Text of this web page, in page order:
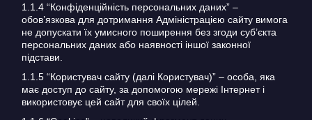
1.1.4 “Конфіденційність персональних даних” –
обов’язкова для дотримання Адміністрацією сайту вимога
не допускати їх умисного поширення без згоди суб’єкта
персональних даних або наявності іншої законної
підстави.
1.1.5 “Користувач сайту (далі Користувач)” – особа, яка
має доступ до сайту, за допомогою мережі Інтернет і
використовує цей сайт для своїх цілей.